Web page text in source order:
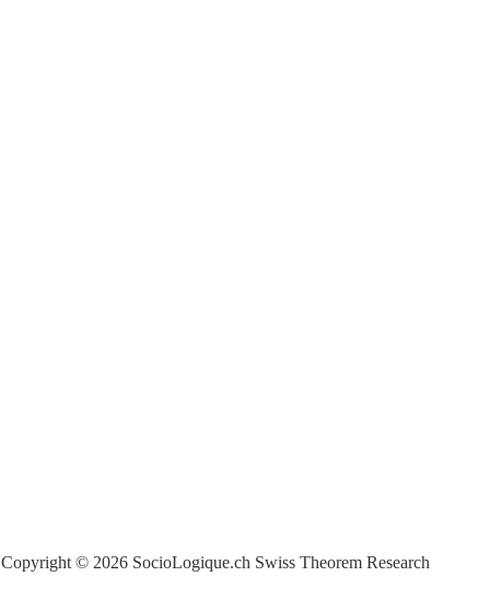
Copyright © 2026 SocioLogique.ch Swiss Theorem Research